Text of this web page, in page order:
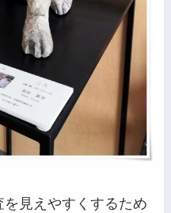
見えやすくするため